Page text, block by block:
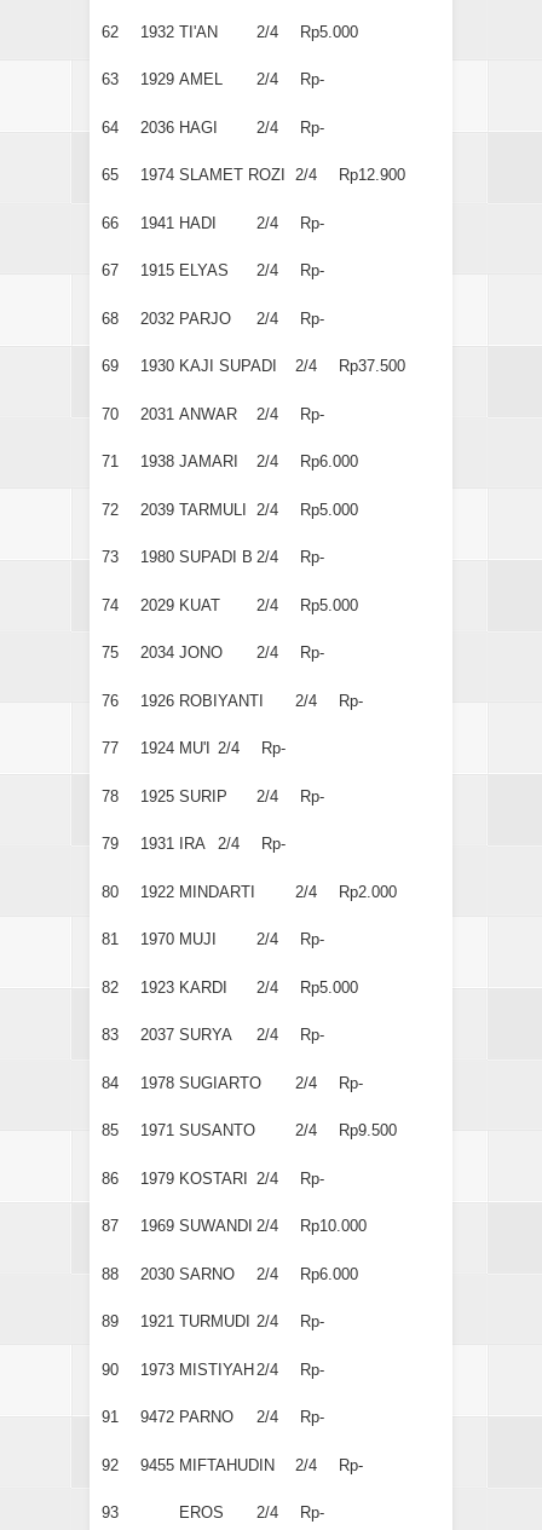
62 1932 TI'AN 2/4 Rp5.000
63 1929 AMEL 2/4 Rp-
64 2036 HAGI 2/4 Rp-
65 1974 SLAMET ROZI 2/4 Rp12.900
66 1941 HADI 2/4 Rp-
67 1915 ELYAS 2/4 Rp-
68 2032 PARJO 2/4 Rp-
69 1930 KAJI SUPADI 2/4 Rp37.500
70 2031 ANWAR 2/4 Rp-
71 1938 JAMARI 2/4 Rp6.000
72 2039 TARMULI 2/4 Rp5.000
73 1980 SUPADI B 2/4 Rp-
74 2029 KUAT 2/4 Rp5.000
75 2034 JONO 2/4 Rp-
76 1926 ROBIYANTI 2/4 Rp-
77 1924 MU'I 2/4 Rp-
78 1925 SURIP 2/4 Rp-
79 1931 IRA 2/4 Rp-
80 1922 MINDARTI 2/4 Rp2.000
81 1970 MUJI 2/4 Rp-
82 1923 KARDI 2/4 Rp5.000
83 2037 SURYA 2/4 Rp-
84 1978 SUGIARTO 2/4 Rp-
85 1971 SUSANTO 2/4 Rp9.500
86 1979 KOSTARI 2/4 Rp-
87 1969 SUWANDI 2/4 Rp10.000
88 2030 SARNO 2/4 Rp6.000
89 1921 TURMUDI 2/4 Rp-
90 1973 MISTIYAH 2/4 Rp-
91 9472 PARNO 2/4 Rp-
92 9455 MIFTAHUDIN 2/4 Rp-
93 EROS 2/4 Rp-